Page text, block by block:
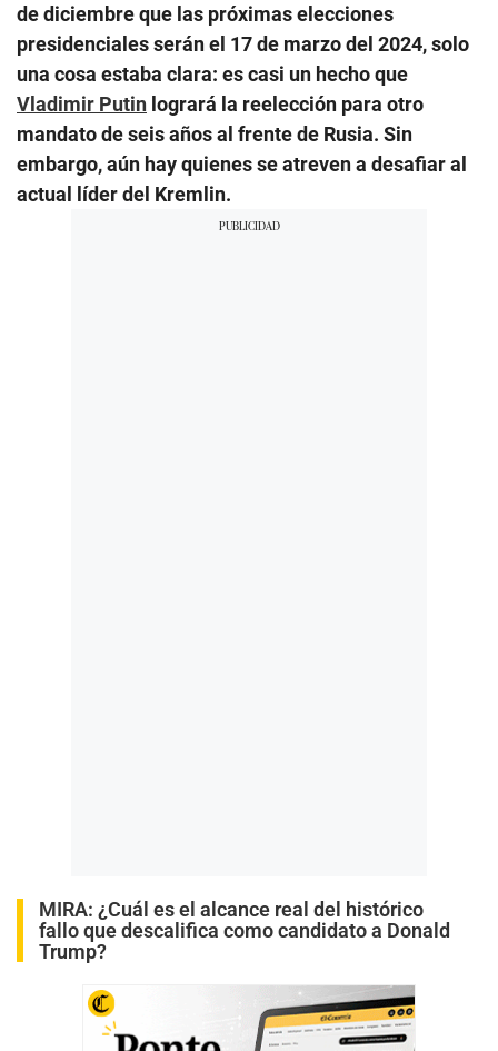
de diciembre que las próximas elecciones
presidenciales serán el 17 de marzo del 2024, solo
una cosa estaba clara: es casi un hecho que
Vladimir Putin logrará la reelección para otro
mandato de seis años al frente de Rusia. Sin
embargo, aún hay quienes se atreven a desafiar al
actual líder del Kremlin.
MIRA: ¿Cuál es el alcance real del histórico
fallo que descalifica como candidato a Donald
Trump?